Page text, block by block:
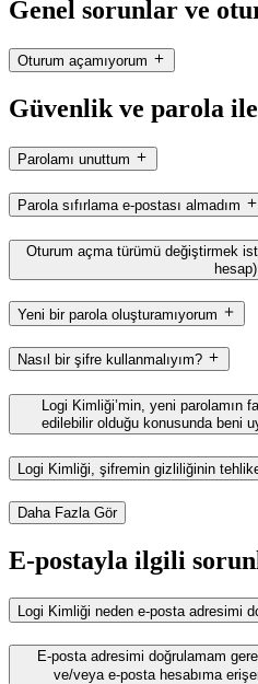
Genel sorunlar ve
Oturum açamıyorum
Güvenlik ve parola
Parolamı unuttum
Parola sıfırlama e-postası almadım
Oturum açma türümü değiştirmek
hesap)
Yeni bir parola oluşturamıyorum
Nasıl bir şifre kullanmalıyım?
Logi Kimliği’min, yeni parolamın
edilebilir olduğu konusunda beni
Logi Kimliği, şifremin gizliliğinin
Daha Fazla Gör
E-postayla ilgili
Logi Kimliği neden e-posta adresimi
E-posta adresimi doğrulamam
ve/veya e-posta hesabıma